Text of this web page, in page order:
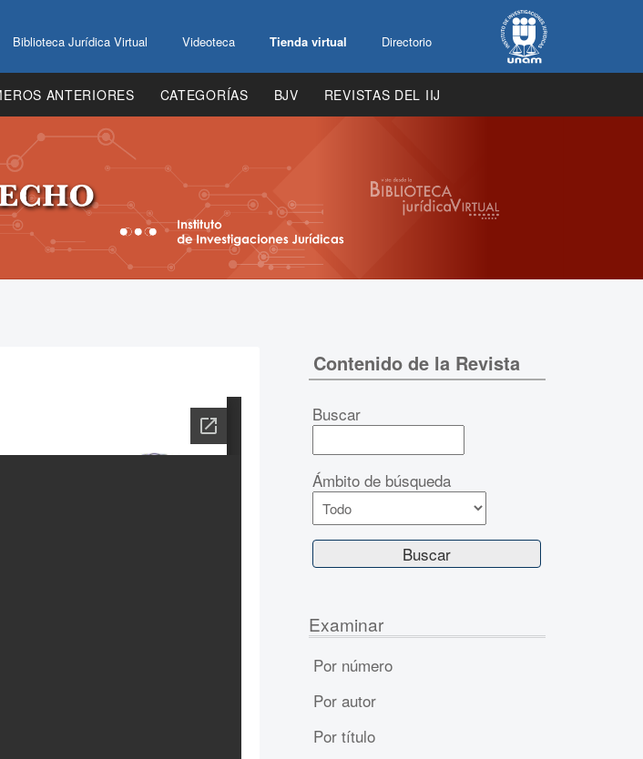
Biblioteca Jurídica Virtual Videoteca Tienda virtual Directorio
ANTERIORES CATEGORÍAS BJV REVISTAS DEL IIJ
Contenido de la Revista
Buscar
Ámbito de búsqueda
Examinar
Por número
Por autor
Por título